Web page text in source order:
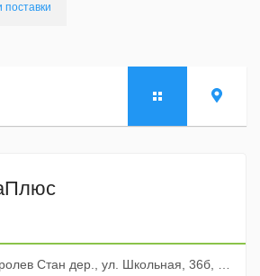
поставки
Стан дер., ул. Школьная, 36б, эт. 2, ком. 214